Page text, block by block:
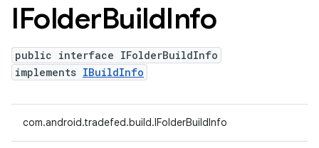
IFolderBuildInfo
public interface IFolderBuildInfo
implements IBuildInfo
com.android.tradefed.build.IFolderBuildInfo